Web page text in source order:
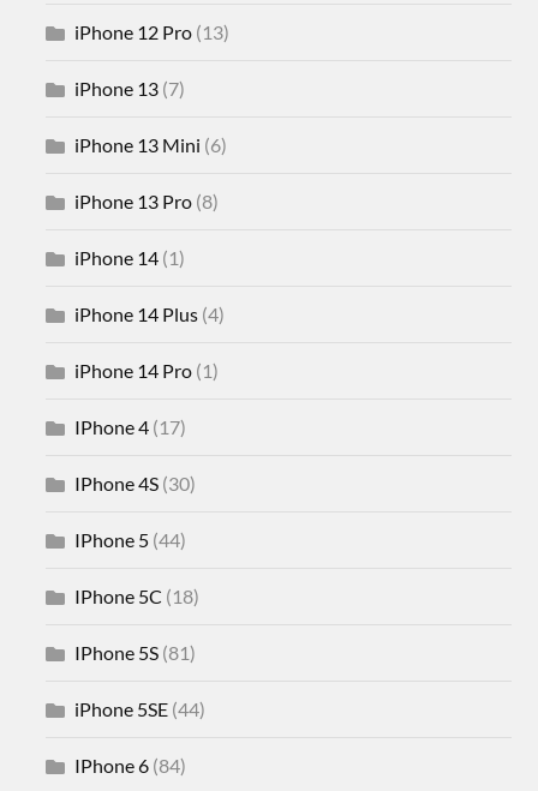
iPhone 12 Pro (13)
iPhone 13 (7)
iPhone 13 Mini (6)
iPhone 13 Pro (8)
iPhone 14 (1)
iPhone 14 Plus (4)
iPhone 14 Pro (1)
IPhone 4 (17)
IPhone 4S (30)
IPhone 5 (44)
IPhone 5C (18)
IPhone 5S (81)
iPhone 5SE (44)
IPhone 6 (84)